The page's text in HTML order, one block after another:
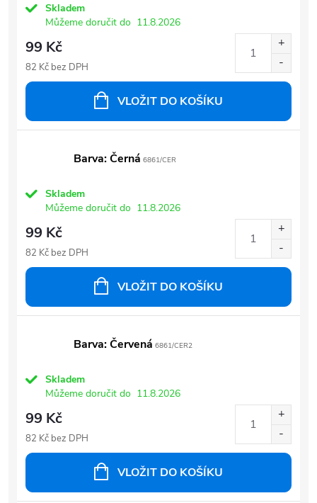
Skladem
Můžeme doručit do 11.8.2026
99 Kč
82 Kč bez DPH
VLOŽIT DO KOŠÍKU
Barva: Černá 6861/CER
Skladem
Můžeme doručit do 11.8.2026
99 Kč
82 Kč bez DPH
VLOŽIT DO KOŠÍKU
Barva: Červená 6861/CER2
Skladem
Můžeme doručit do 11.8.2026
99 Kč
82 Kč bez DPH
VLOŽIT DO KOŠÍKU